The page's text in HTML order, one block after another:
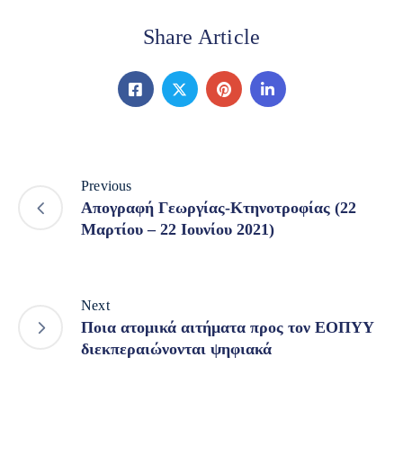
Share Article
Previous
Απογραφή Γεωργίας-Κτηνοτροφίας (22
Μαρτίου – 22 Ιουνίου 2021)
Next
Ποια ατομικά αιτήματα προς τον ΕΟΠΥΥ
διεκπεραιώνονται ψηφιακά